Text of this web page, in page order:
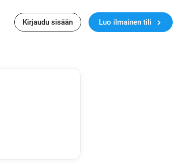
Kirjaudu sisään Luo ilmainen tili